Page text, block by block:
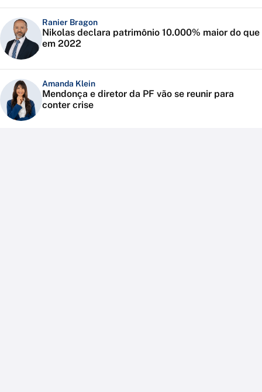
Ranier Bragon
Nikolas declara patrimônio 10.000% maior do que
em 2022
Amanda Klein
Mendonça e diretor da PF vão se reunir para
conter crise